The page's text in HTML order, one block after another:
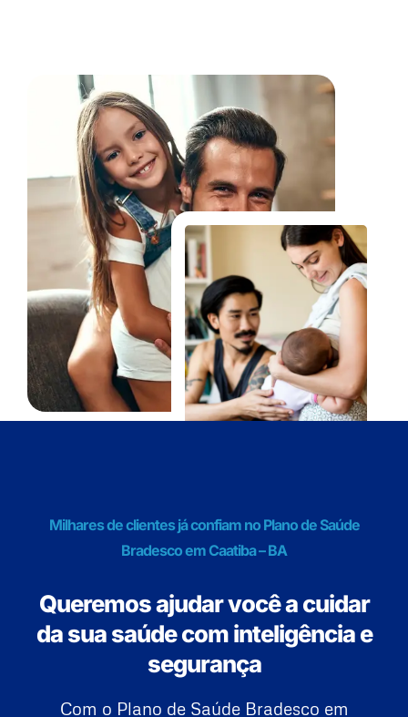
Milhares de clientes já confiam no Plano de Saúde
Bradesco em Caatiba – BA
Queremos ajudar você a cuidar
da sua saúde com inteligência e
segurança
Com o Plano de Saúde Bradesco em